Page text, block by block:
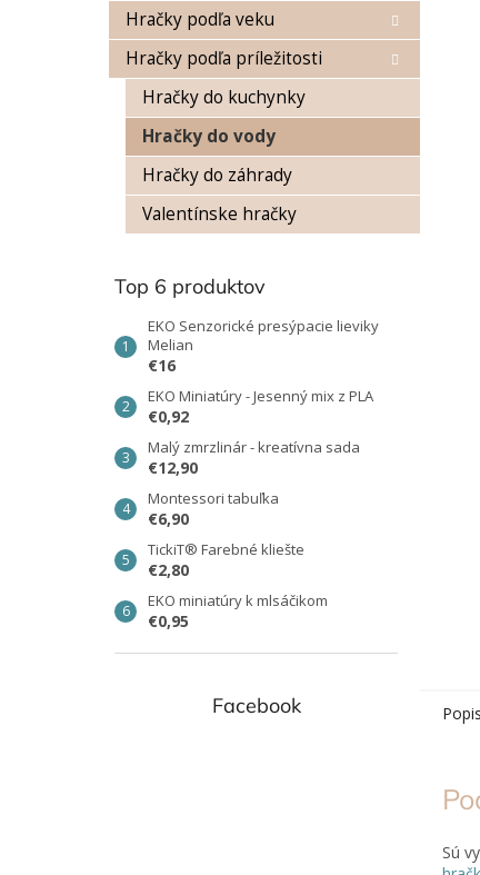
Hračky podľa veku
Hračky podľa príležitosti
Hračky do kuchynky
Hračky do vody
Hračky do záhrady
Valentínske hračky
Top 6 produktov
EKO Senzorické presýpacie lieviky
Melian
€16
EKO Miniatúry - Jesenný mix z PLA
€0,92
Malý zmrzlinár - kreatívna sada
€12,90
Montessori tabuľka
€6,90
TickiT® Farebné kliešte
€2,80
EKO miniatúry k mlsáčikom
€0,95
Facebook Popis
Sú